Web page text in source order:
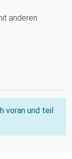
anderen
voran und teil